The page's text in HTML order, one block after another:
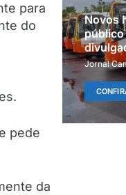
para
do
pede
da
Novos
público
Jornal